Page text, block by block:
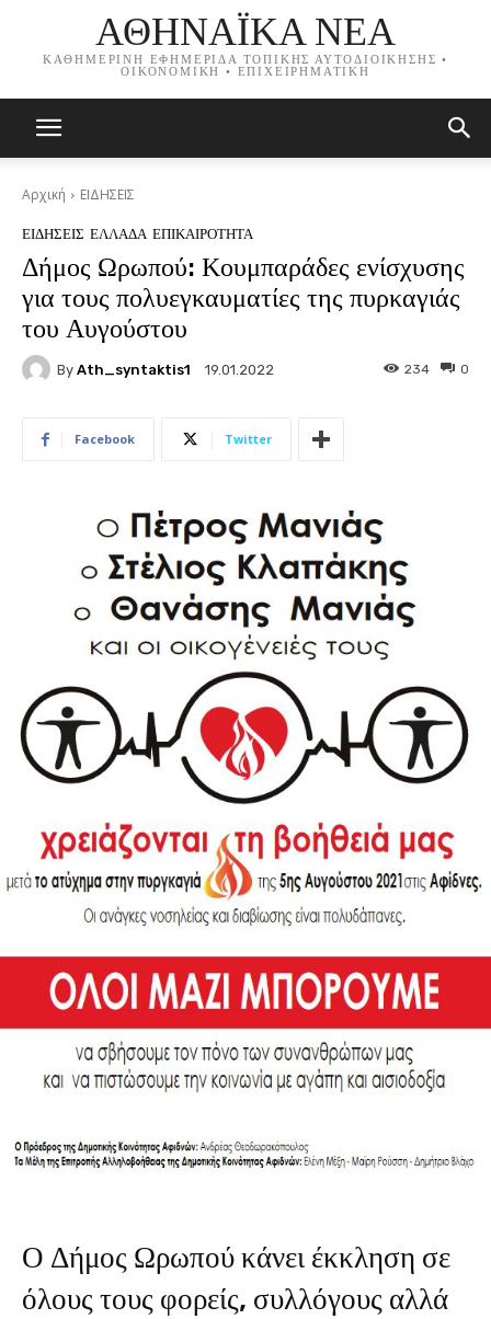
ΑΘΗΝΑΪΚΑ ΝΕΑ
ΚΑΘΗΜΕΡΙΝΗ ΕΦΗΜΕΡΙΔΑ ΤΟΠΙΚΗΣ ΑΥΤΟΔΙΟΙΚΗΣΗΣ •
ΟΙΚΟΝΟΜΙΚΗ • ΕΠΙΧΕΙΡΗΜΑΤΙΚΗ
Αρχική ΕΙΔΗΣΕΙΣ
ΕΙΔΗΣΕΙΣ ΕΛΛΑΔΑ ΕΠΙΚΑΙΡΟΤΗΤΑ
Δήμος Ωρωπού: Κουμπαράδες ενίσχυσης
για τους πολυεγκαυματίες της πυρκαγιάς
του Αυγούστου
By Ath_syntaktis1 19.01.2022 0
234
Facebook Twitter
Ο Δήμος Ωρωπού κάνει έκκληση σε
όλους τους φορείς, συλλόγους αλλά